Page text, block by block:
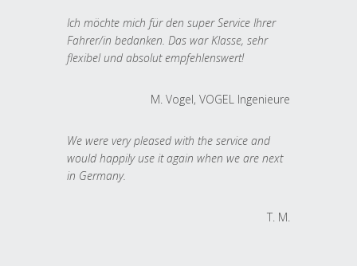
Ich möchte mich für den super Service Ihrer
Fahrer/in bedanken. Das war Klasse, sehr
flexibel und absolut empfehlenswert!
M. Vogel, VOGEL Ingenieure
We were very pleased with the service and
would happily use it again when we are next
in Germany.
T. M.